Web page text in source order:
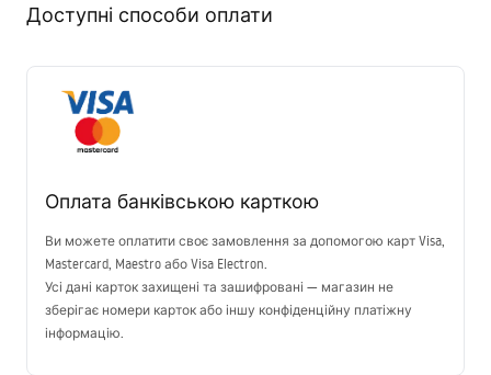
Доступні способи оплати
Оплата банківською карткою
Ви можете оплатити своє замовлення за допомогою карт Visa,
Mastercard, Maestro або Visa Electron.
Усі дані карток захищені та зашифровані — магазин не
зберігає номери карток або іншу конфіденційну платіжну
інформацію.